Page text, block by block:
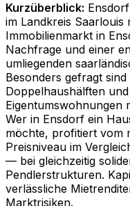
Kurzüberblick:
im Landkreis
Immobilienmarkt in
Nachfrage und einer
umliegenden
Besonders gefragt
Doppelhaushälften
Eigentumswohnungen
Wer in Ensdorf ein
möchte, profitiert vom
Preisniveau im
— bei gleichzeitig
Pendlerstrukturen.
verlässliche
Marktrisiken.